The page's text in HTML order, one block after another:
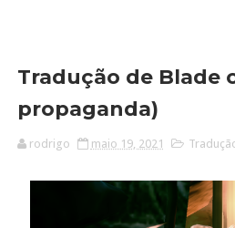
Tradução de Blade
propaganda)
rodrigo maio 19, 2021